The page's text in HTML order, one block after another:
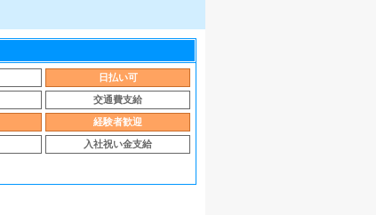
日払い可
交通費支給
経験者歓迎
入社祝い金支給